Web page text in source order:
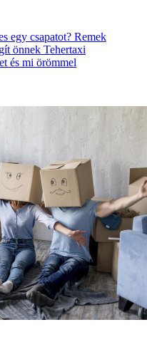
egy csapatot? Remek
önnek Tehertaxi
és mi örömmel